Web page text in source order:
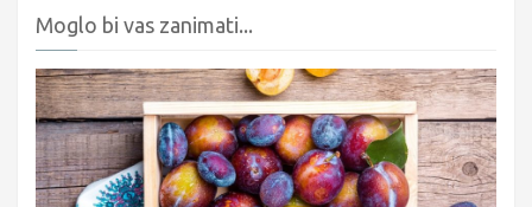
Moglo bi vas zanimati...